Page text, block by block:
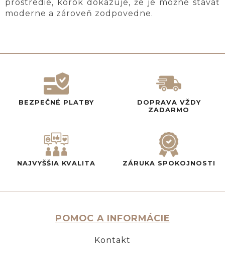
prostredie, korok dokazuje, že je možné stavať
moderne a zároveň zodpovedne.
BEZPEČNÉ PLATBY
DOPRAVA VŽDY
ZADARMO
NAJVYŠŠIA KVALITA ZÁRUKA SPOKOJNOSTI
POMOC A INFORMÁCIE
Kontakt